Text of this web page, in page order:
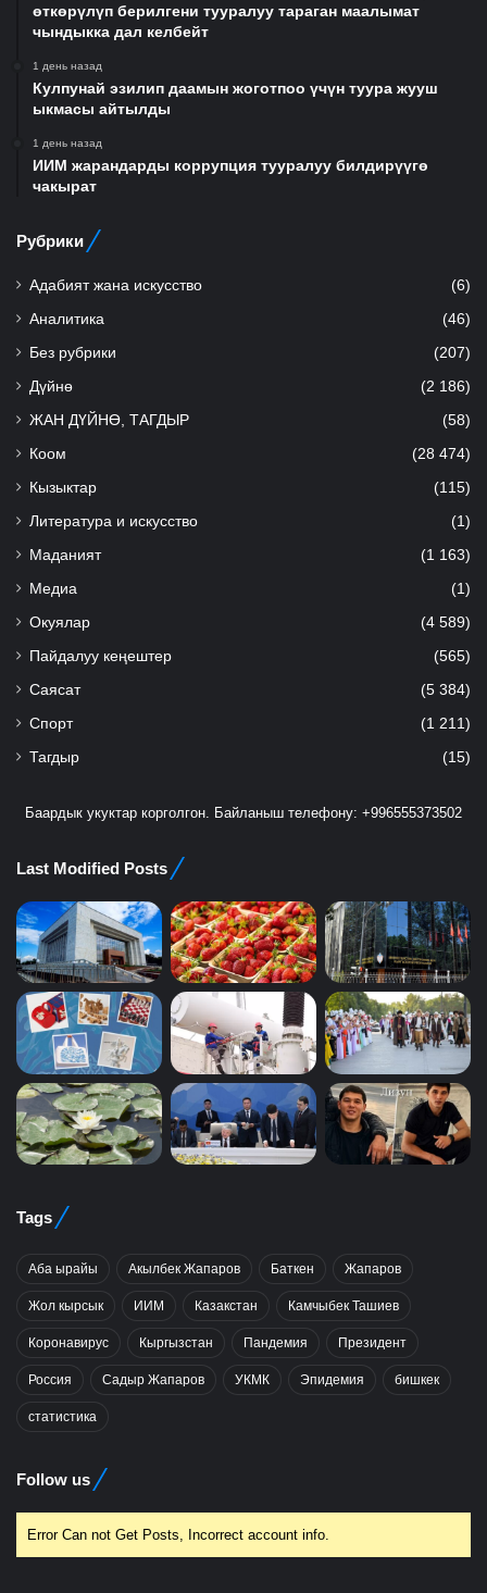
өткөрүлүп берилгени тууралуу тараган маалымат
чындыкка дал келбейт
1 день назад
Кулпунай эзилип даамын жоготпоо үчүн туура жууш
ыкмасы айтылды
1 день назад
ИИМ жарандарды коррупция тууралуу билдирүүгө
чакырат
Рубрики
Адабият жана искусство (6)
Аналитика (46)
Без рубрики (207)
Дүйнө (2 186)
ЖАН ДҮЙНӨ, ТАГДЫР (58)
Коом (28 474)
Кызыктар (115)
Литература и искусство (1)
Маданият (1 163)
Медиа (1)
Окуялар (4 589)
Пайдалуу кеңештер (565)
Саясат (5 384)
Спорт (1 211)
Тагдыр (15)
Баардык укуктар корголгон. Байланыш телефону: +996555373502
Last Modified Posts
Tags
Аба ырайы Акылбек Жапаров Баткен Жапаров
Жол кырсык ИИМ Казакстан Камчыбек Ташиев
Коронавирус Кыргызстан Пандемия Президент
Россия Садыр Жапаров УКМК Эпидемия бишкек
статистика
Follow us
Error Can not Get Posts, Incorrect account info.